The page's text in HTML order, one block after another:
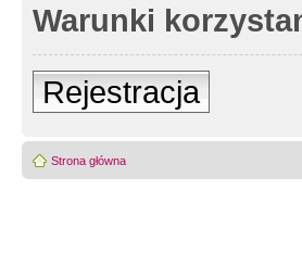
Warunki
Rejestracja
Strona główna